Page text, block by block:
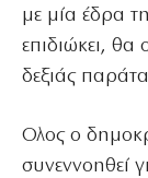
με μία έδρα
επιδιώκει, θα
δεξιάς
Ολος ο
συνεννοηθεί